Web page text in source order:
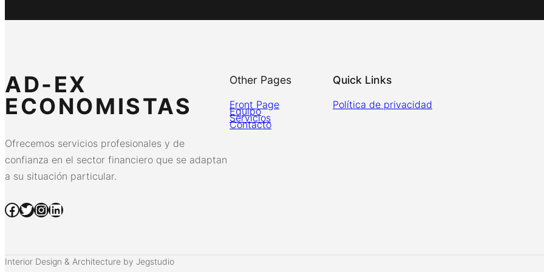
AD-EX
ECONOMISTAS
Ofrecemos servicios profesionales y de
confianza en el sector financiero que se adaptan
a su situación particular.
Facebook Twitter InstagramLinkedIn
Other Pages
Front Page
Equipo
Servicios
Contacto
Quick Links
Política de privacidad
Interior Design & Architecture by Jegstudio